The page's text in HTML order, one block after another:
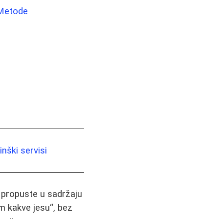
servisi
u sadržaju
kakve jesu“, bez